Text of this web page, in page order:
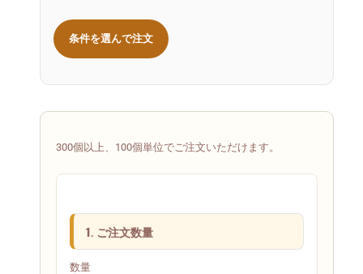
条件を選んで注文
300個以上、100個単位でご注文いただけます。
1. ご注文数量
数量